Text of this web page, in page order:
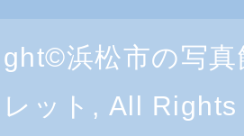
浜松市の写
レット, All